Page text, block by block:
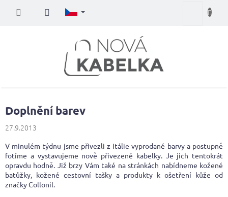
Nákupní
Doplnění barev
27.9.2013
V minulém týdnu jsme přivezli z Itálie vyprodané barvy a postupně
fotíme a vystavujeme nově přivezené kabelky. Je jich tentokrát
opravdu hodně. Již brzy Vám také na stránkách nabídneme kožené
batůžky, kožené cestovní tašky a produkty k ošetření kůže od
značky Collonil.